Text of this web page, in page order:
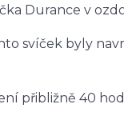
Durance v
svíček byly
přibližně 40